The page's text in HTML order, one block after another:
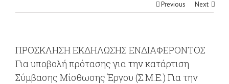
Previous Next
ΠΡΟΣΚΛΗΣΗ ΕΚΔΗΛΩΣΗΣ ΕΝΔΙΑΦΕΡΟΝΤΟΣ
Για υποβολή πρότασης για την κατάρτιση
Σύμβασης Μίσθωσης Έργου (Σ.Μ.Ε.) Για την